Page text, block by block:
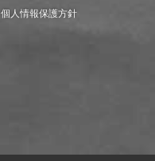
個人情報保護方針